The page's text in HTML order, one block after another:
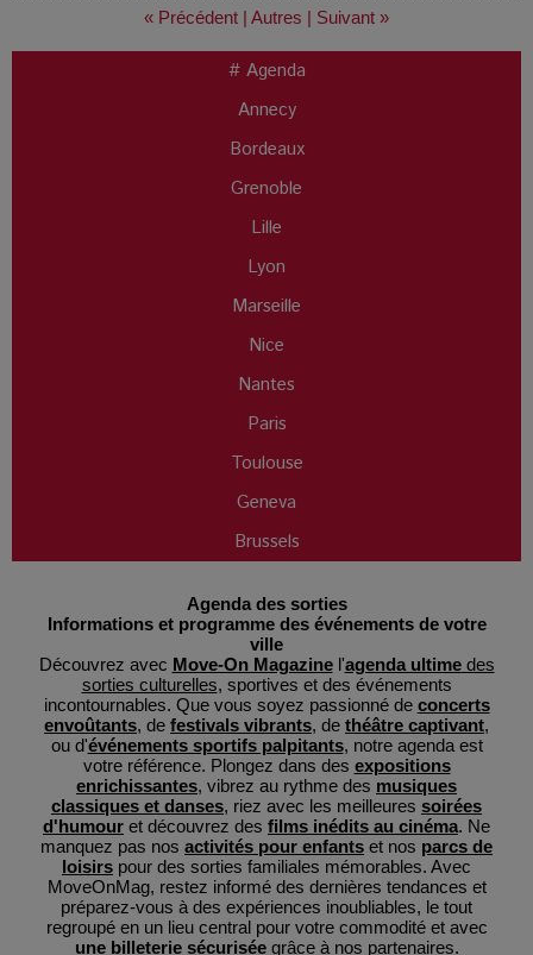
« Précédent | Autres | Suivant »
# Agenda
Annecy
Bordeaux
Grenoble
Lille
Lyon
Marseille
Nice
Nantes
Paris
Toulouse
Geneva
Brussels
Agenda des sorties
Informations et programme des événements de votre
ville
Découvrez avec Move-On Magazinel'agenda ultimedes
sorties culturelles, sportives et des événements
incontournables. Que vous soyez passionné de concerts
envoûtants, de festivals vibrants, de théâtre captivant,
ou d'événements sportifs palpitants, notre agenda est
votre référence. Plongez dans des expositions
enrichissantes, vibrez au rythme des musiques
classiques et danses, riez avec les meilleures soirées
d'humour et découvrez des films inédits au cinéma. Ne
manquez pas nos activités pour enfants et nos parcs de
loisirs pour des sorties familiales mémorables. Avec
MoveOnMag, restez informé des dernières tendances et
préparez-vous à des expériences inoubliables, le tout
regroupé en un lieu central pour votre commodité et avec
une billeterie sécuriséegrâce à nos partenaires.